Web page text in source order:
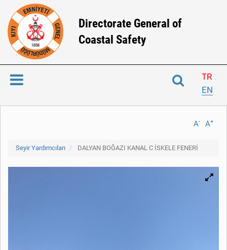
Directorate General of
Coastal Safety
TR
EN
A+
A-
Seyir Yardımcıları DALYAN BOĞAZI KANAL C İSKELE FENERİ